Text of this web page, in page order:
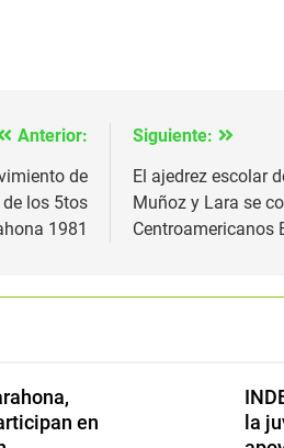
Anterior:
de
los 5tos
1981
Siguiente:
El ajedrez escolar
Muñoz y Lara se
Centroamericanos
en
la